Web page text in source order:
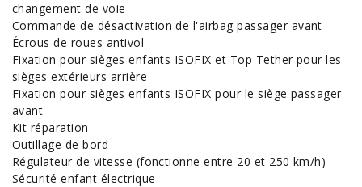
changement de voie
Commande de désactivation de l'airbag passager avant
Écrous de roues antivol
Fixation pour sièges enfants ISOFIX et Top Tether pour les
sièges extérieurs arrière
Fixation pour sièges enfants ISOFIX pour le siège passager
avant
Kit réparation
Outillage de bord
Régulateur de vitesse (fonctionne entre 20 et 250 km/h)
Sécurité enfant électrique